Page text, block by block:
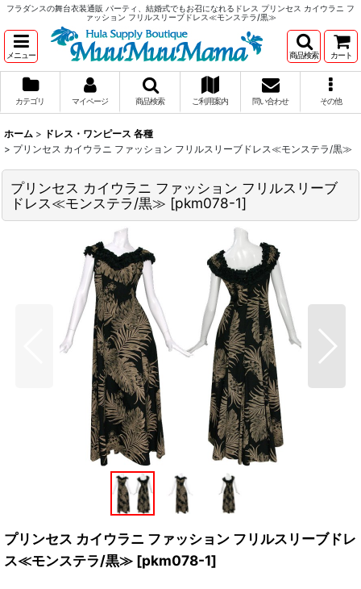
フラダンスの舞台衣装通販 パーティ、結婚式でもお召になれるドレス プリンセス カイウラニ フ
ァッション フリルスリーブドレス≪モンステラ/黒≫
メニュー 商品検索 カート
カテゴリ マイページ 商品検索 ご利用案内 問い合わせ その他
ホーム > ドレス・ワンピース 各種
> プリンセス カイウラニ ファッション フリルスリーブドレス≪モンステラ/黒≫
プリンセス カイウラニ ファッション フリルスリーブ
ドレス≪モンステラ/黒≫ [pkm078-1]
プリンセス カイウラニ ファッション フリルスリーブドレ
ス≪モンステラ/黒≫ [pkm078-1]